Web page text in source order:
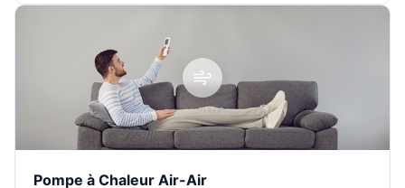
Pompe à Chaleur Air-Air